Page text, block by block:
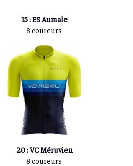
15 : ES Aumale
8 coureurs
20 : VC Méruvien
8 coureurs